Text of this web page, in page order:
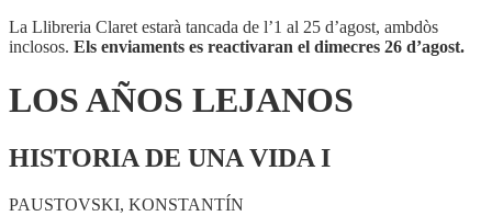
La Llibreria Claret estarà tancada de l’1 al 25 d’agost, ambdòs
inclosos. Els enviaments es reactivaran el dimecres 26 d’agost.
LOS AÑOS LEJANOS
HISTORIA DE UNA VIDA I
PAUSTOVSKI, KONSTANTÍN